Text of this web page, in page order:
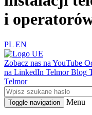
i
PL EN
Zobacz nas na YouTube
na LinkedIn Telmor Blog
Telmor
Toggle navigation Menu